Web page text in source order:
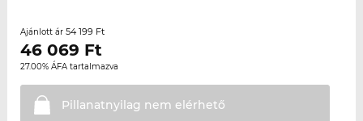
Ajánlott ár 54 199 Ft
46 069 Ft
27.00% ÁFA tartalmazva
Pillanatnyilag nem elérhető